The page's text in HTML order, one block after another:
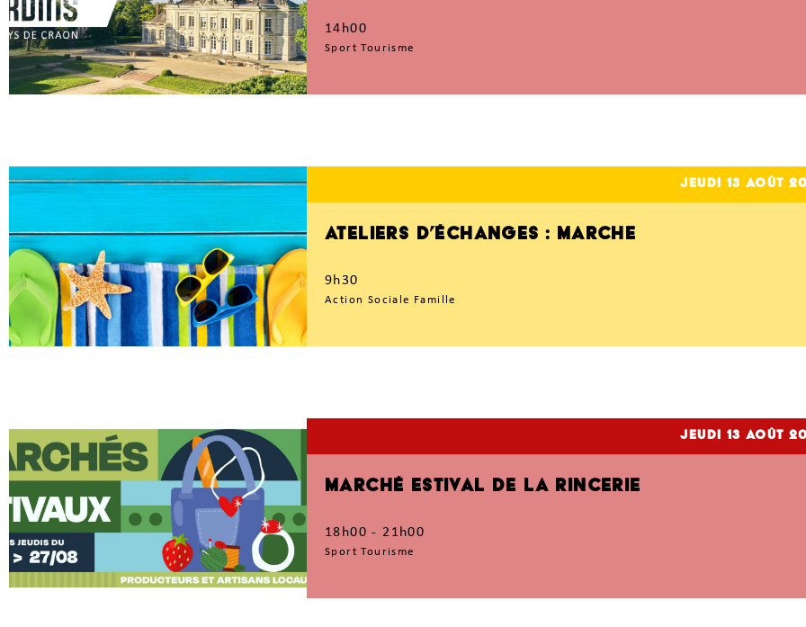
14h00
Sport Tourisme
jeudi 13 Août
ATELIERS D’ÉCHANGES : MARCHE
9h30
Action Sociale Famille
jeudi 13 Août
MARCHÉ ESTIVAL DE LA RINCERIE
18h00 - 21h00
Sport Tourisme